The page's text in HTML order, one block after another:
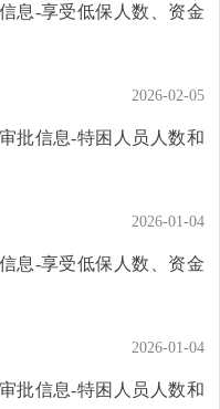
息-享受低保人数、资金
2026-02-05
批信息-特困人员人数和
2026-01-04
息-享受低保人数、资金
2026-01-04
批信息-特困人员人数和